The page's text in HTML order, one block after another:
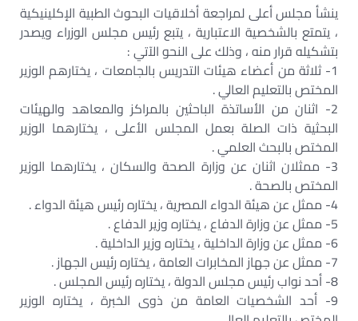
ينشأ مجلس أعلى لمراجعة أخلاقيات البحوث الطبية الإكلينيكية
، يتمتع بالشخصية الاعتبارية ، يتبع رئيس مجلس الوزراء ويصدر
بتشكيله قرار منه ، وذلك على النحو الآتي :
1- ثلاثة من أعضاء هيئات التدريس بالجامعات ، يختارهم الوزير
المختص بالتعليم العالي .
2- اثنان من الأساتذة الباحثين بالمراكز والمعاهد والهيئات
البحثية ذات الصلة بعمل المجلس الأعلى ، يختارهما الوزير
المختص بالبحث العلمي .
3- ممثلان اثنان عن وزارة الصحة والسكان ، يختارهما الوزير
المختص بالصحة .
4- ممثل عن هيئة الدواء المصرية ، يختاره رئيس هيئة الدواء .
5- ممثل عن وزارة الدفاع ، يختاره وزير الدفاع .
6- ممثل عن وزارة الداخلية ، يختاره وزير الداخلية .
7- ممثل عن جهاز المخابرات العامة ، يختاره رئيس الجهاز .
8- أحد نواب رئيس مجلس الدولة ، يختاره رئيس المجلس .
9- أحد الشخصيات العامة من ذوى الخبرة ، يختاره الوزير